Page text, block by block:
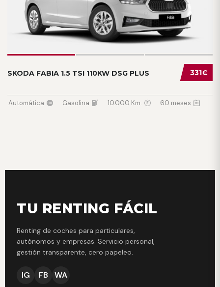
331€
SKODA FABIA 1.5 TSI 110KW DSG PLUS
Automática Gasolina 10.000 Km. 60 meses
TU RENTING FÁCIL
Renting de coches para particulares,
autónomos y empresas. Servicio personal,
gestión transparente, cero papeleo.
IG FB WA